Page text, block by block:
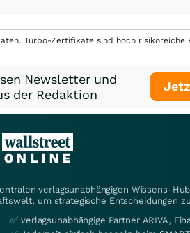
Turbo-Zertifikate sind hoch
Newsletter und
der Redaktion
verlagsunabhängigen Wissens-
um strategische Entscheidungen
✅ verlagsunabhängige Partner ARIVA,